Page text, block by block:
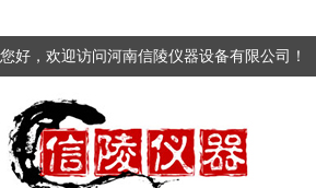
您好，欢迎访问河南信陵仪器设备有限公司！